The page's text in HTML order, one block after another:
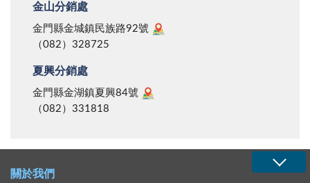
金山分銷處
金門縣金城鎮民族路92號
（082）328725
夏興分銷處
金門縣金湖鎮夏興84號
（082）331818
關於我們